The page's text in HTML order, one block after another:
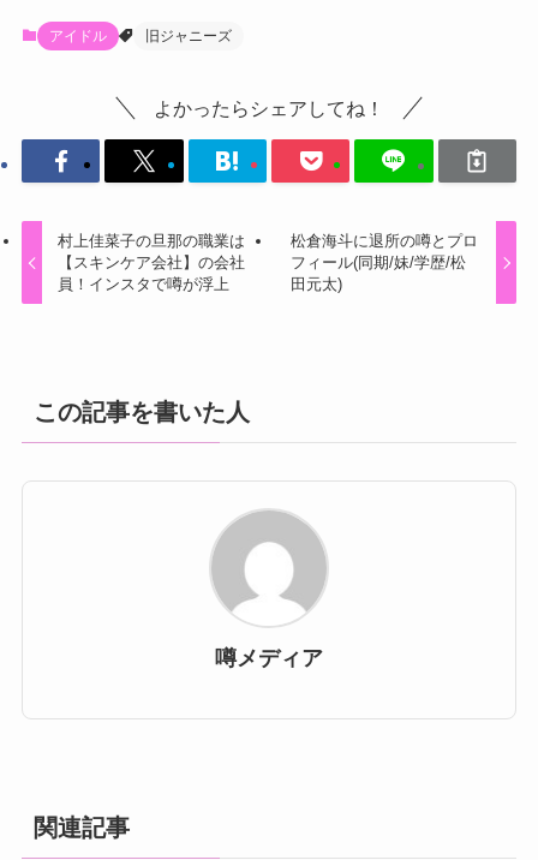
アイドル 旧ジャニーズ
よかったらシェアしてね！
村上佳菜子の旦那の職業は
【スキンケア会社】の会社
員！インスタで噂が浮上
松倉海斗に退所の噂とプロ
フィール(同期/妹/学歴/松
田元太)
この記事を書いた人
噂メディア
関連記事